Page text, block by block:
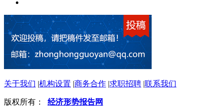
关于我们 |机构设置 |商务合作 |求职招聘 |联系我们
版权所有： 经济形势报告网